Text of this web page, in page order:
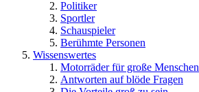
Politiker
Sportler
Schauspieler
Berühmte Personen
Wissenswertes
Motorräder für große Menschen
Antworten auf blöde Fragen